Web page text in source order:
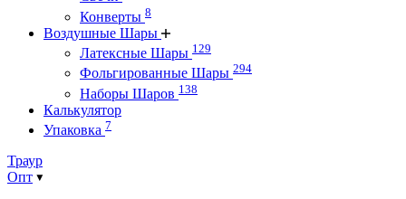
Конверты 8
Воздушные Шары
Латексные Шары 129
Фольгированные Шары 294
Наборы Шаров 138
Калькулятор
Упаковка 7
Траур
Опт